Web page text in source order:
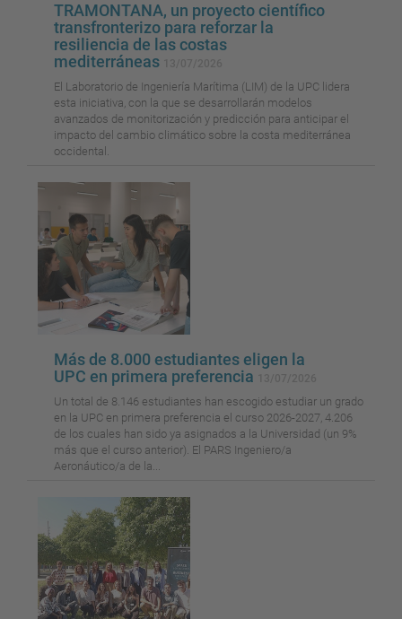
TRAMONTANA, un proyecto científico
transfronterizo para reforzar la
resiliencia de las costas
mediterráneas
El Laboratorio de Ingeniería Marítima (LIM) de la UPC lidera
esta iniciativa, con la que se desarrollarán modelos
avanzados de monitorización y predicción para anticipar el
impacto del cambio climático sobre la costa mediterránea
occidental.
Más de 8.000 estudiantes eligen la
UPC en primera preferencia
Un total de 8.146 estudiantes han escogido estudiar un grado
en la UPC en primera preferencia el curso 2026-2027, 4.206
de los cuales han sido ya asignados a la Universidad (un 9%
más que el curso anterior). El PARS Ingeniero/a
Aeronáutico/a de la...